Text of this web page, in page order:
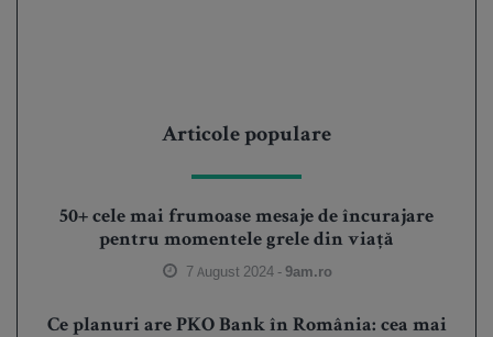
Articole populare
50+ cele mai frumoase mesaje de încurajare
pentru momentele grele din viață
7 August 2024 -9am.ro
Ce planuri are PKO Bank în România: cea mai